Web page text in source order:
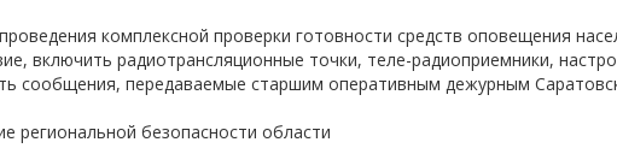
комплексной проверки готовности средств оповещения
включить радиотрансляционные точки, теле-радиоприемники,
сообщения, передаваемые старшим оперативным дежурным
региональной безопасности области